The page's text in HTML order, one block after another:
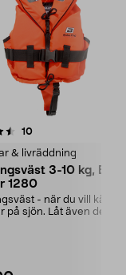
10recensioner
& livräddning
3-10 kg, Baltic
1280
- när du vill känna
på sjön. Låt även de
5.0 av 5 stjärnor